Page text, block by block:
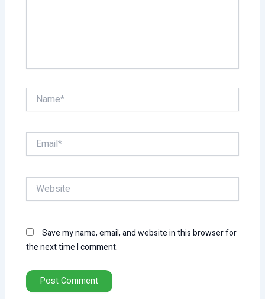
Name*
Email*
Website
Save my name, email, and website in this browser for
the next time I comment.